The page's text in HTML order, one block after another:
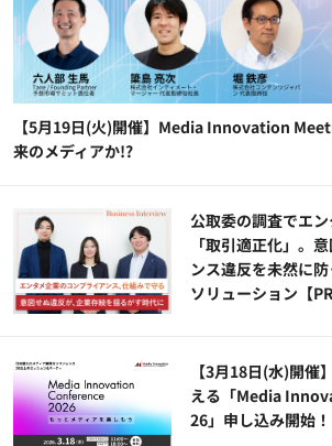
【5月19日(火)開催】Media Innovation
来のメディアか!?
公​​取委の調査でエ
「取引適正化」。
ンス違反を未然に
ソリューション​【PR
【3月18日(水)開催
える「Media
26」申し込み開始！